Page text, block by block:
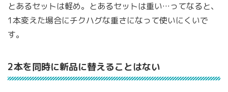
とあるセットは軽め。とあるセットは重い…ってなると、
1本変えた場合にチクハグな重さになって使いにくいで
す。
2本を同時に新品に替えることはない